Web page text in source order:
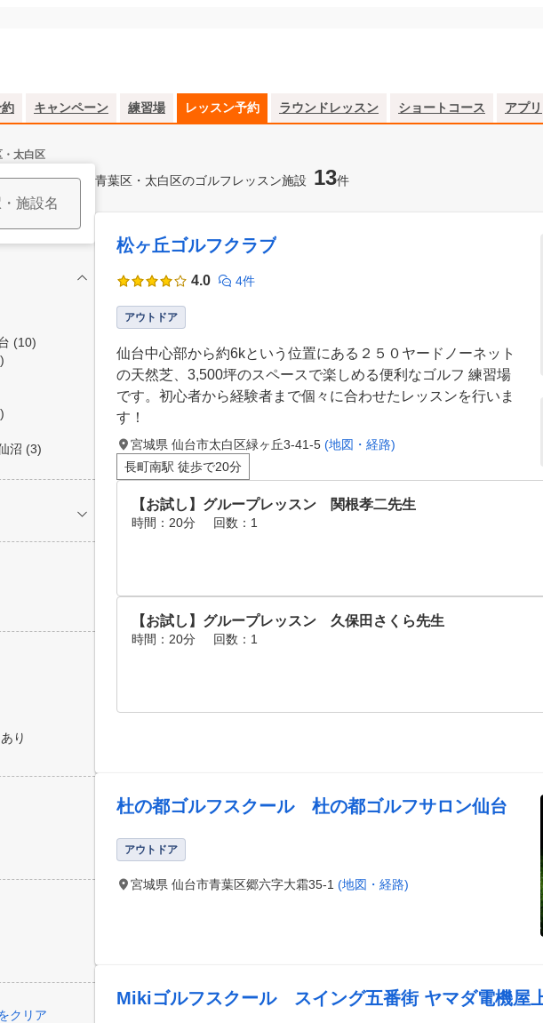
キャンペーン 練習場 レッスン予約 ラウンドレッスン ショートコース アプリ
・太白区
(10)
沼 (3)
り
クリア
青葉区・太白区のゴルフレッスン施設 13件
松ヶ丘ゴルフクラブ
4.0 4件
アウトドア
仙台中心部から約6kという位置にある２５０ヤードノーネット
の天然芝、3,500坪のスペースで楽しめる便利なゴルフ 練習場
です。初心者から経験者まで個々に合わせたレッスンを行いま
す！
宮城県 仙台市太白区緑ヶ丘3-41-5 (地図・経路)
長町南駅 徒歩で20分
【お試し】グループレッスン 関根孝二先生
時間：20分 回数：1
【お試し】グループレッスン 久保田さくら先生
時間：20分 回数：1
杜の都ゴルフスクール 杜の都ゴルフサロン仙台
アウトドア
宮城県 仙台市青葉区郷六字大霜35-1 (地図・経路)
Mikiゴルフスクール スイング五番街 ヤマダ電機屋